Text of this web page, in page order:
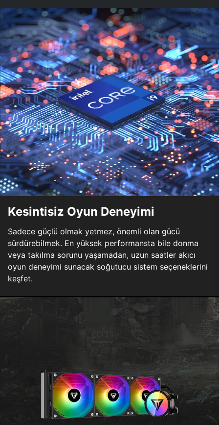
Kesintisiz Oyun Deneyimi
Sadece güçlü olmak yetmez, önemli olan gücü
sürdürebilmek. En yüksek performansta bile donma
veya takılma sorunu yaşamadan, uzun saatler akıcı
oyun deneyimi sunacak soğutucu sistem seçeneklerini
keşfet.